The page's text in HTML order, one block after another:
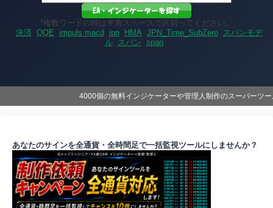
*複数ワードの時は半角スペースで区切ってください。
決済 QQE impuls macd jpn HMA JPN_Time_SubZero
スパンモデ
ル スパン span
4000個の無料インジケーターや管理人制作のスーパーツ
あなたのサインを全通貨・全時間足で一括監視ツールにしませんか？